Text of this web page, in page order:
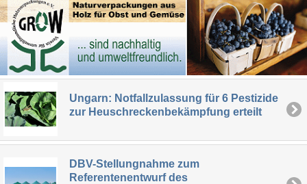
Ungarn: Notfallzulassung für 6 Pestizide
zur Heuschreckenbekämpfung erteilt
DBV-Stellungnahme zum
Referentenentwurf des